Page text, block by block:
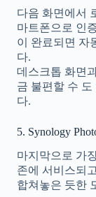
다음 화면에서
마트폰으로 인
이 완료되면 자
다.
데스크톱 화면
금 불편할 수 도
다.
5. Synology
마지막으로 가
존에 서비스되
합쳐놓은 듯한